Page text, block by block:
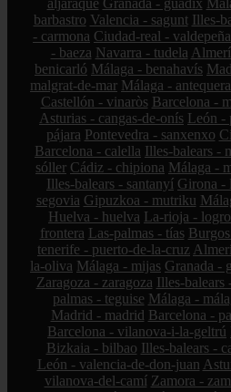
aljaraque Granada - guadix
barbastro Valencia - sagunt Illes-
- carmona Ciudad-real -
- baeza Navarra - tudela
benicarló Málaga - benahavís
malgrat-de-mar Málaga - antequera
Castellón - vinaròs Barcelona -
Asturias - cangas-de-onís León -
pájara Pontevedra - sanxenxo
Barcelona - calella Illes-balears -
sóller Cádiz - chipiona Málaga -
Illes-balears - santanyí Girona -
segovia Gipuzkoa - mutriku
Huelva - huelva La-rioja -
frontera Las-palmas - tías
tenerife - puerto-de-la-cruz
la-oliva Málaga - mijas Granada -
Zaragoza - zaragoza Illes-balears
palmas - teguise Málaga -
Madrid - madrid Barcelona -
Barcelona - vilanova-i-la-geltrú
Bizkaia - bilbao Illes-balears -
León - valencia-de-don-juan
vilanova-del-camí Zamora -